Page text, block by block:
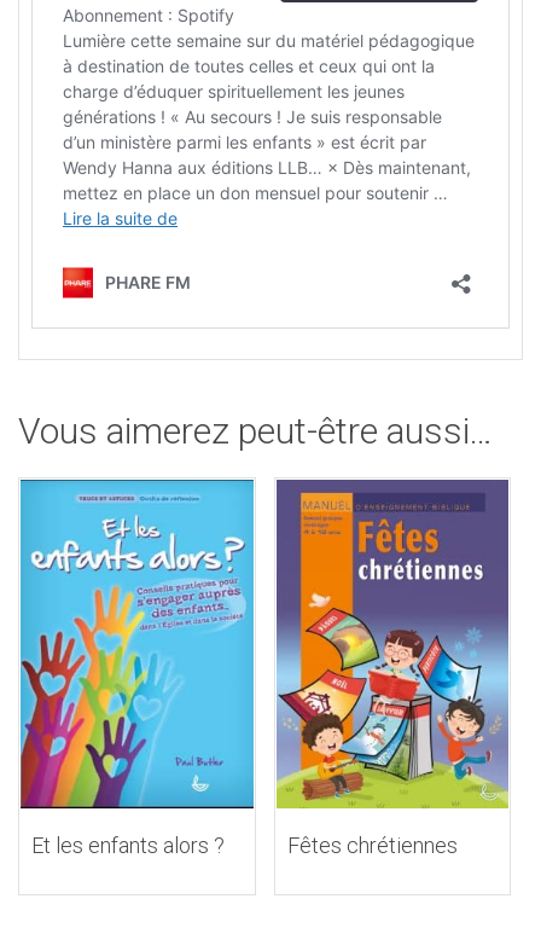
Vous aimerez peut-être aussi…
Et les enfants alors ? Fêtes chrétiennes